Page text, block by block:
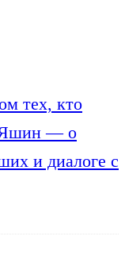
тех, кто
Яшин — о
и диалоге с